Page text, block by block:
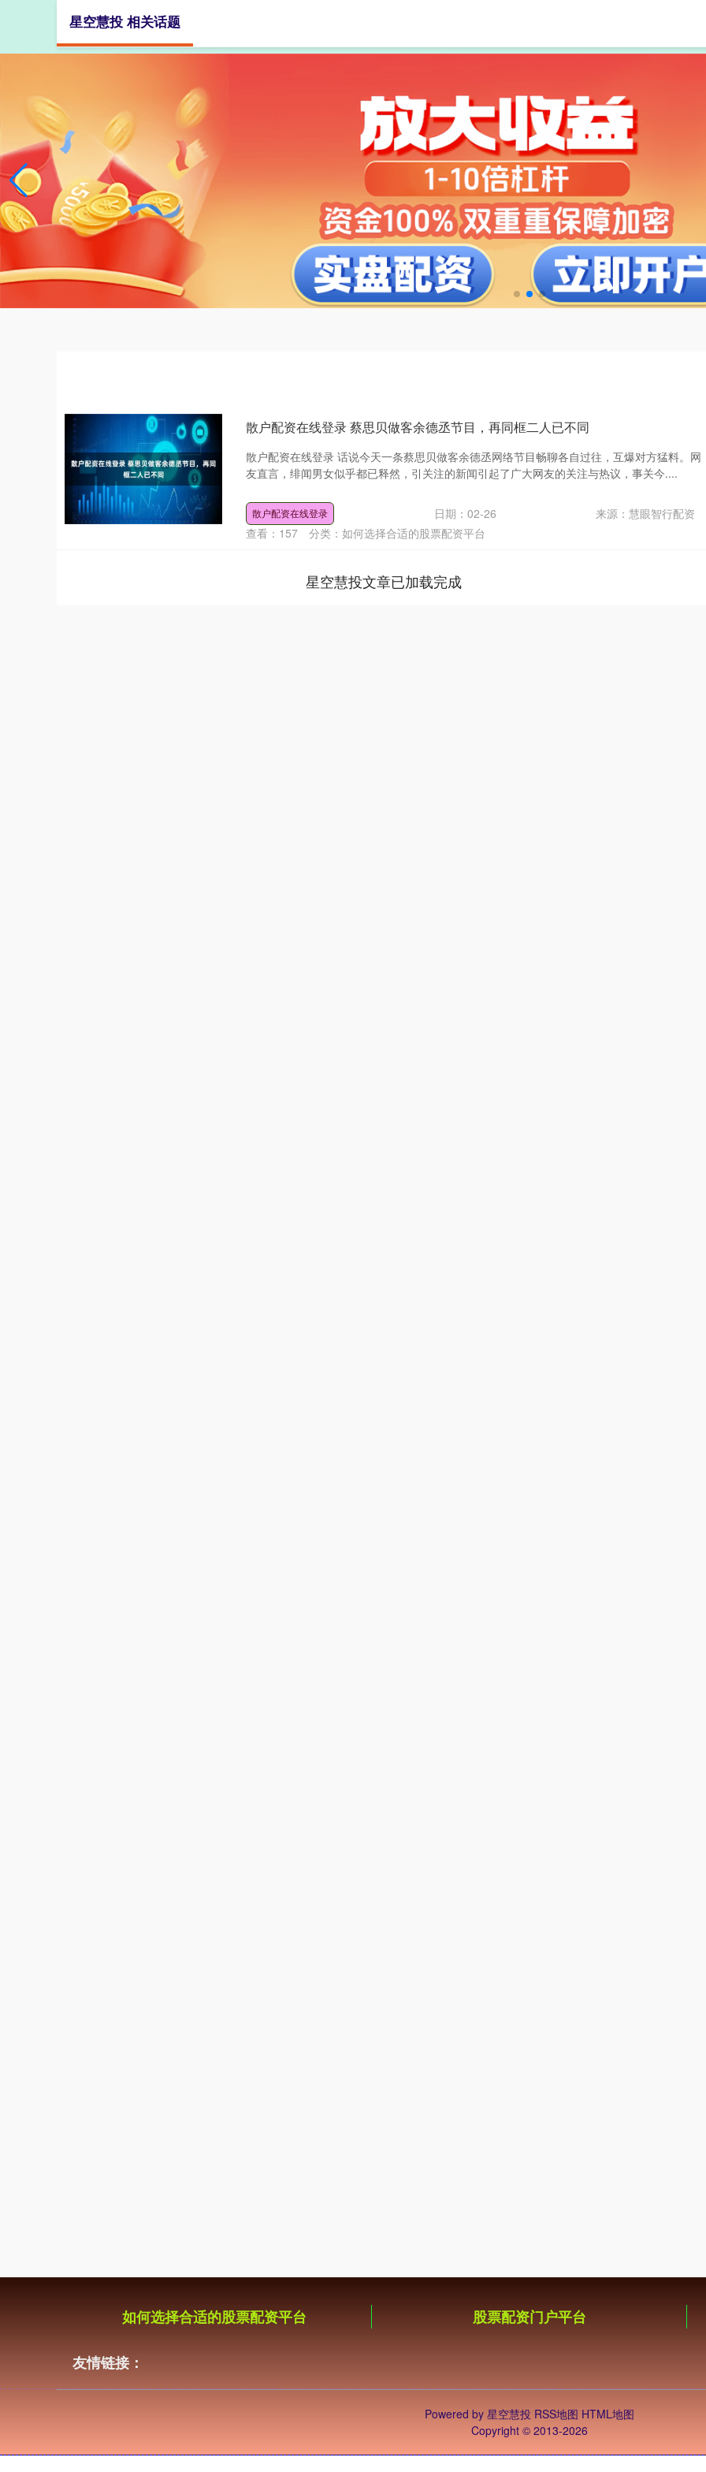
星空慧投 相关话题
散户配资在线登录 蔡思贝做客余德丞节目，再同框二人已不同
散户配资在线登录 话说今天一条蔡思贝做客余德丞网络节目畅聊各自过往，互爆对方猛料。网
友直言，绯闻男女似乎都已释然，引关注的新闻引起了广大网友的关注与热议，事关今....
散户配资在线登录 日期：02-26
来源：慧眼智行配资
查看： 157 分类： 如何选择合适的股票配资平台
星空慧投文章已加载完成
如何选择合适的股票配资平台 股票配资门户平台
友情链接：
Powered by 星空慧投 RSS地图 HTML地图
Copyright © 2013-2026